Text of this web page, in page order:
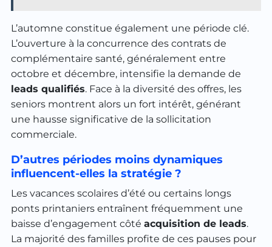
L’automne constitue également une période clé.
L’ouverture à la concurrence des contrats de
complémentaire santé, généralement entre
octobre et décembre, intensifie la demande de
leads qualifiés. Face à la diversité des offres, les
seniors montrent alors un fort intérêt, générant
une hausse significative de la sollicitation
commerciale.
D’autres périodes moins dynamiques
influencent-elles la stratégie ?
Les vacances scolaires d’été ou certains longs
ponts printaniers entraînent fréquemment une
baisse d’engagement côté acquisition de leads.
La majorité des familles profite de ces pauses pour